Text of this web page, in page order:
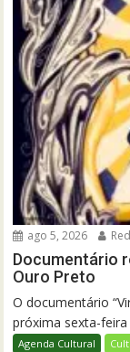
ago 5, 2026
Documentário
Ouro Preto
O documentário
próxima sexta-
Agenda Cultural